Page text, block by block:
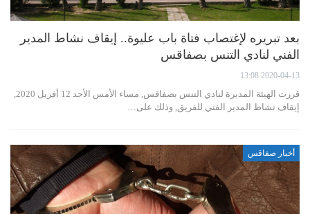
بعد تبريره لإغتصاب فتاة باب عليوة.. إيقاف نشاط المدير
الفني لنادي التنس بصفاقس
2020-04-13 13:08
إيقاف نشاط المدير الفني للفريق, وذلك على…
أخبار صفاقس